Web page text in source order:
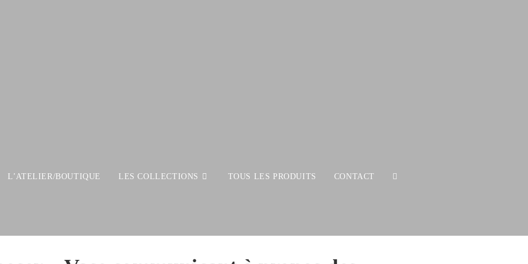
L’ATELIER/BOUTIQUE LES COLLECTIONS TOUS LES PRODUITS CONTACT TOGGLE